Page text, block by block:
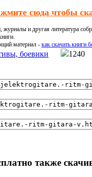
сюда чтобы
и другая литература
материал - как скачать книги
боевики 1240
также